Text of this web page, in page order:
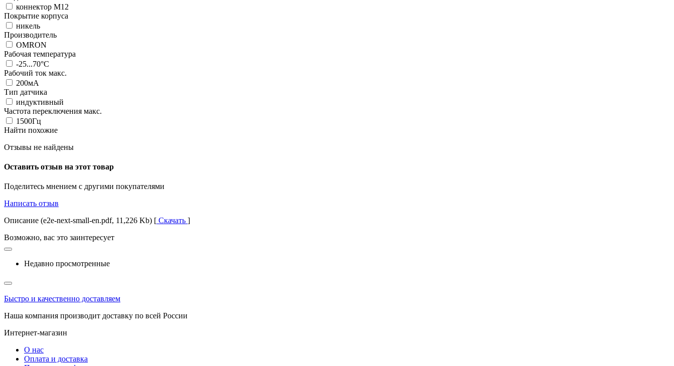
коннектор M12
Покрытие корпуса
никель
Производитель
OMRON
Рабочая температура
-25...70°C
Рабочий ток макс.
200мА
Тип датчика
индуктивный
Частота переключения макс.
1500Гц
Найти похожие
Отзывы не найдены
Оставить отзыв на этот товар
Поделитесь мнением с другими покупателями
Написать отзыв
Описание (e2e-next-small-en.pdf, 11,226 Kb) [ Скачать ]
Возможно, вас это заинтересует
Недавно просмотренные
Быстро и качественно доставляем
Наша компания производит доставку по всей России
Интернет-магазин
О нас
Оплата и доставка